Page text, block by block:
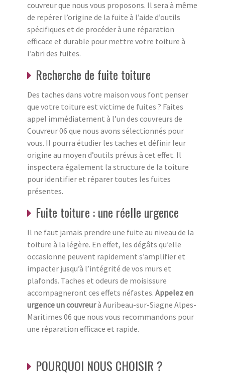
couvreur que nous vous proposons. Il sera à même
de repérer l’origine de la fuite à l’aide d’outils
spécifiques et de procéder à une réparation
efficace et durable pour mettre votre toiture à
l’abri des fuites.
Recherche de fuite toiture
Des taches dans votre maison vous font penser
que votre toiture est victime de fuites ? Faites
appel immédiatement à l’un des couvreurs de
Couvreur 06 que nous avons sélectionnés pour
vous. Il pourra étudier les taches et définir leur
origine au moyen d’outils prévus à cet effet. Il
inspectera également la structure de la toiture
pour identifier et réparer toutes les fuites
présentes.
Fuite toiture : une réelle urgence
Il ne faut jamais prendre une fuite au niveau de la
toiture à la légère. En effet, les dégâts qu’elle
occasionne peuvent rapidement s’amplifier et
impacter jusqu’à l’intégrité de vos murs et
plafonds. Taches et odeurs de moisissure
accompagneront ces effets néfastes. Appelez en
urgence un couvreurà Auribeau-sur-Siagne Alpes-
Maritimes 06 que nous vous recommandons pour
une réparation efficace et rapide.
POURQUOI NOUS CHOISIR ?